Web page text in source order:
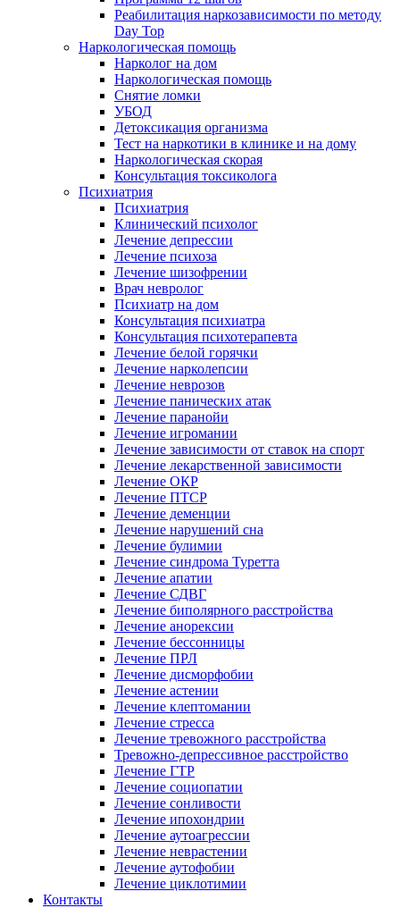
Реабилитация наркозависимости по методу
Day Top
Наркологическая помощь
Нарколог на дом
Наркологическая помощь
Снятие ломки
УБОД
Детоксикация организма
Тест на наркотики в клинике и на дому
Наркологическая скорая
Консультация токсиколога
Психиатрия
Психиатрия
Клинический психолог
Лечение депрессии
Лечение психоза
Лечение шизофрении
Врач невролог
Психиатр на дом
Консультация психиатра
Консультация психотерапевта
Лечение белой горячки
Лечение нарколепсии
Лечение неврозов
Лечение панических атак
Лечение паранойи
Лечение игромании
Лечение зависимости от ставок на спорт
Лечение лекарственной зависимости
Лечение ОКР
Лечение ПТСР
Лечение деменции
Лечение нарушений сна
Лечение булимии
Лечение синдрома Туретта
Лечение апатии
Лечение СДВГ
Лечение биполярного расстройства
Лечение анорексии
Лечение бессонницы
Лечение ПРЛ
Лечение дисморфобии
Лечение астении
Лечение клептомании
Лечение стресса
Лечение тревожного расстройства
Тревожно-депрессивное расстройство
Лечение ГТР
Лечение социопатии
Лечение сонливости
Лечение ипохондрии
Лечение аутоагрессии
Лечение неврастении
Лечение аутофобии
Лечение циклотимии
Контакты